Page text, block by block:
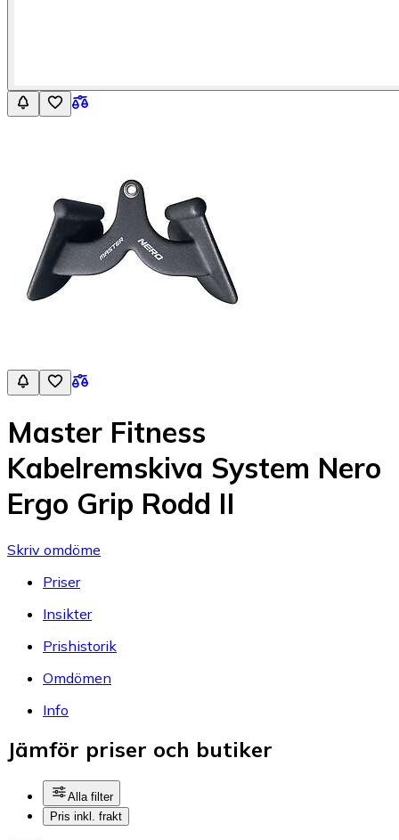
Master Fitness
Kabelremskiva System Nero
Ergo Grip Rodd II
Skriv omdöme
Priser
Insikter
Prishistorik
Omdömen
Info
Jämför priser och butiker
Alla filter
Pris inkl. frakt